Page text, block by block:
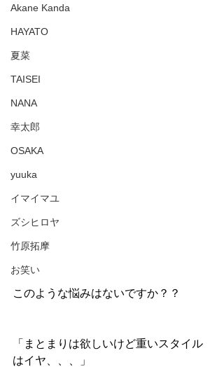
Akane Kanda
HAYATO
夏菜
TAISEI
NANA
幸太郎
OSAKA
yuuka
イマイマユ
ズシヒロヤ
竹原拓摩
お笑い
このような悩みはないですか？？
「まとまりは欲しいけど重いスタイル
はイヤ、、、」